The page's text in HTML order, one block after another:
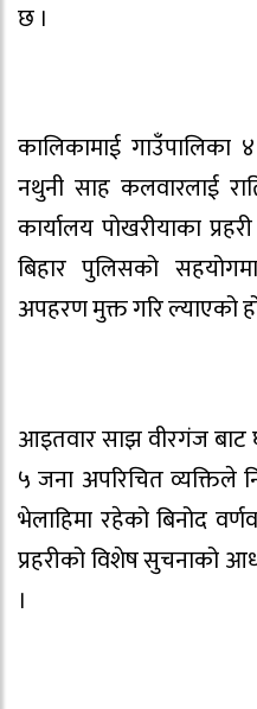
छ ।
कालिकामाई गाउँपालिका
नथुनी साह कलवारलाई
कार्यालय पोखरीयाका
बिहार पुलिसको
अपहरण मुक्त गरि ल्याएको
आइतवार साझ वीरगंज बाट
५ जना अपरिचित व्यक्तिले
भेलाहिमा रहेको बिनोद
प्रहरीको विशेष सुचनाको
।